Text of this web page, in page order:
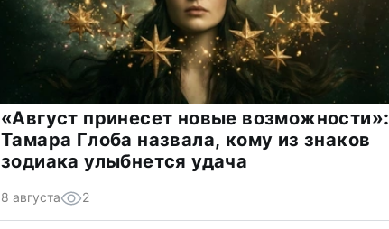
«Август принесет новые возможности»:
Тамара Глоба назвала, кому из знаков
зодиака улыбнется удача
8 августа 2